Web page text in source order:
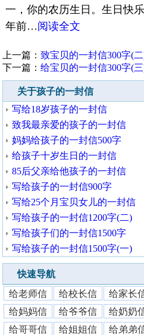
一，你的农历生日。生日快
年前…阅读全文
上一篇：致宝贝的一封信300字(
下一篇：给宝贝的一封信300字(
关于孩子的一封信
写给18岁孩子的一封信
致我最亲爱的孩子的一封信
妈妈给孩子的一封信500字
给孩子十岁生日的一封信
85后父亲给他孩子的一封信
写给孩子的一封信900字
写给25个月宝贝女儿的一封信
写给孩子的一封信1200字(二)
写给孩子们的一封信1500字
写给孩子的一封信1500字(一)
快速导航
给老师信 给校长信 给家长
给妈妈信
给爷爷信 给奶奶
给哥哥信
给姐姐信 给弟弟